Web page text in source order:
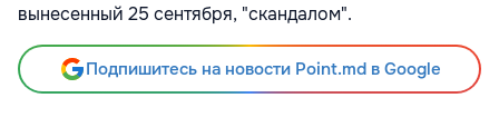
вынесенный 25 сентября, "скандалом".
Подпишитесь на новости Point.md в Google